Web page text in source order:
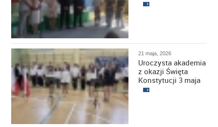
21 maja, 2026
Uroczysta akademia
z okazji Święta
Konstytucji 3 maja